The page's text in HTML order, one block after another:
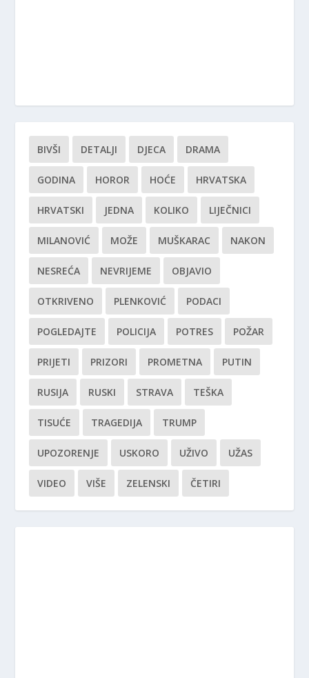
BIVŠI DETALJI DJECA DRAMA
GODINA HOROR HOĆE HRVATSKA
HRVATSKI JEDNA KOLIKO LIJEČNICI
MILANOVIĆ MOŽE MUŠKARAC NAKON
NESREĆA NEVRIJEME OBJAVIO
OTKRIVENO PLENKOVIĆ PODACI
POGLEDAJTE POLICIJA POTRES POŽAR
PRIJETI PRIZORI PROMETNA PUTIN
RUSIJA RUSKI STRAVA TEŠKA
TISUĆE TRAGEDIJA TRUMP
UPOZORENJE USKORO UŽIVO UŽAS
VIDEO VIŠE ZELENSKI ČETIRI